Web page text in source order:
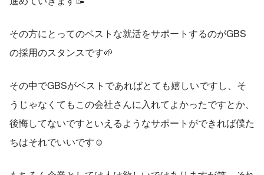
その方にとってのベストな就活をサポートするのがGBS
の採用のスタンスです🌱
その中でGBSがベストであればとても嬉しいですし、そ
うじゃなくてもこの会社さんに入れてよかったですとか、
後悔してないですといえるようなサポートができれば僕た
ちはそれでいいです☺️